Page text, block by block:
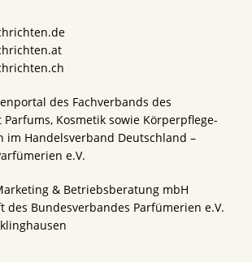
des Fachverbands des
Kosmetik sowie Körperpflege-
im Handelsverband Deutschland –
e.V.
& Betriebsberatung mbH
des Bundesverbandes Parfümerien e.V.